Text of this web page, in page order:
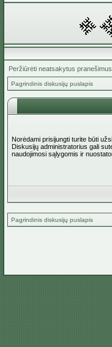
Peržiūrėti neatsakytus pranešimus
Pagrindinis diskusijų puslapis
Norėdami prisijungti turite būti
Diskusijų administratorius gali
naudojimosi sąlygomis ir
Pagrindinis diskusijų puslapis